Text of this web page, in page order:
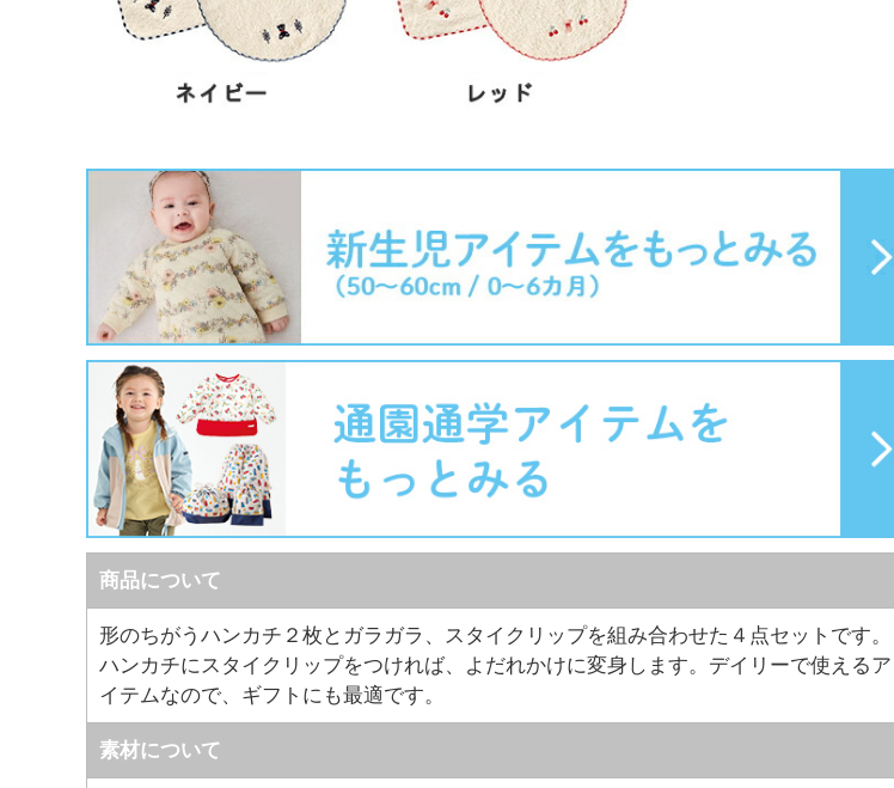
商品について
形のちがうハンカチ２枚とガラガラ、スタイクリップを組み合わせた４点セットです。
ハンカチにスタイクリップをつければ、よだれかけに変身します。デイリーで使えるア
イテムなので、ギフトにも最適です。
素材について